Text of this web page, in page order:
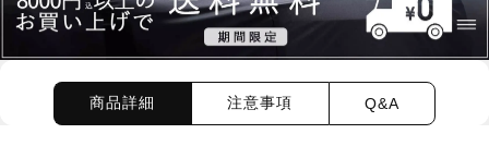
商品詳細 注意事項 Q&A